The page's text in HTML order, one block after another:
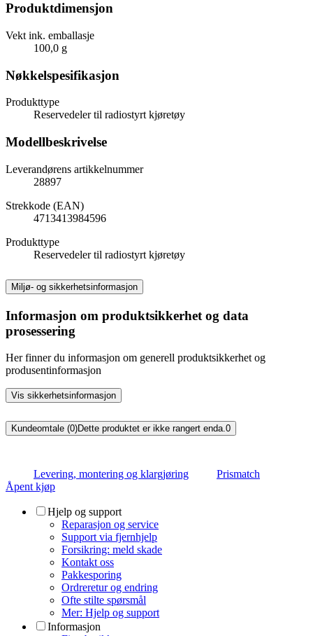
Produktdimensjon
Vekt ink. emballasje
100,0 g
Nøkkelspesifikasjon
Produkttype
Reservedeler til radiostyrt kjøretøy
Modellbeskrivelse
Leverandørens artikkelnummer
28897
Strekkode (EAN)
4713413984596
Produkttype
Reservedeler til radiostyrt kjøretøy
Miljø- og sikkerhetsinformasjon
Informasjon om produktsikkerhet og data
prosessering
Her finner du informasjon om generell produktsikkerhet og
produsentinformasjon
Vis sikkerhetsinformasjon
Kundeomtale (0)Dette produktet er ikke rangert enda.0
Levering, montering og klargjøring
Prismatch
Åpent kjøp
Hjelp og support
Reparasjon og service
Support via fjernhjelp
Forsikring: meld skade
Kontakt oss
Pakkesporing
Ordreretur og endring
Ofte stilte spørsmål
Mer: Hjelp og support
Informasjon